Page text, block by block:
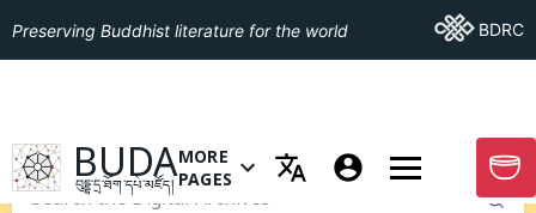
Preserving Buddhist literature for the world Go ToBDRC
GO TO HOMEPAGE
BUDA
བུདྡྷ་དྲ་ཐོག་དཔེ་མཛོད།
OPEN MENU OF MORE PAGES
MORE
PAGES
GO
Submit